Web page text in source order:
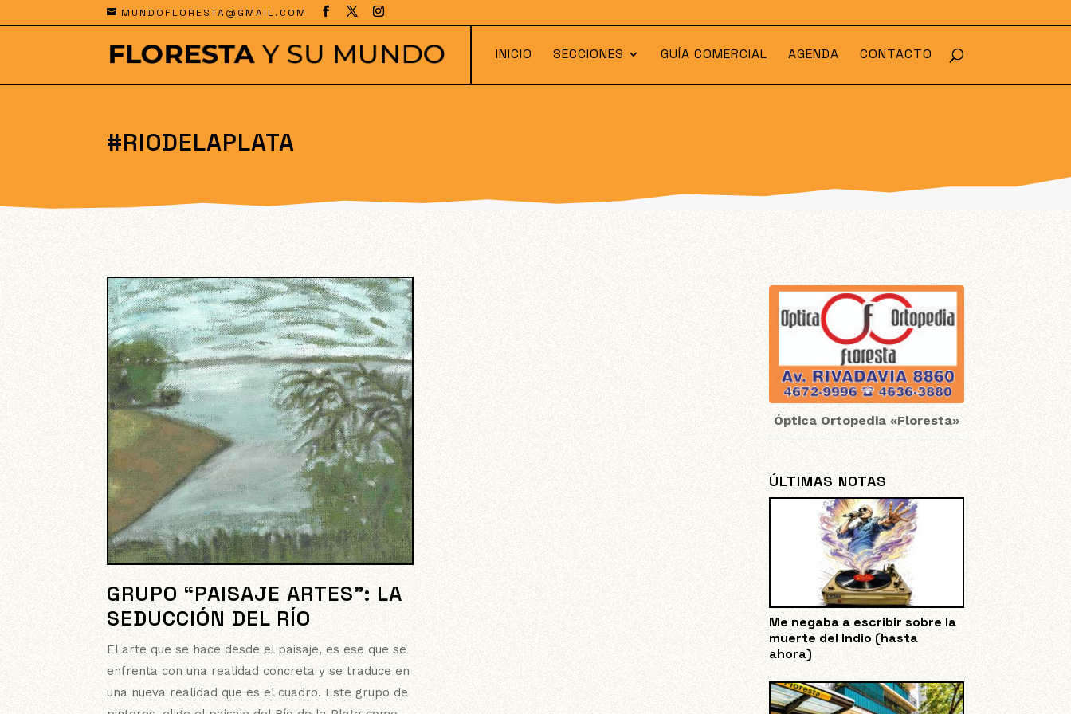
MUNDOFLORESTA@GMAIL.COM
INICIO SECCIONES GUÍA COMERCIAL AGENDA CONTACTO
#RIODELAPLATA
GRUPO “PAISAJE ARTES”: LA
SEDUCCIÓN DEL RÍO
El arte que se hace desde el paisaje, es ese que se
enfrenta con una realidad concreta y se traduce en
una nueva realidad que es el cuadro. Este grupo de
Óptica Ortopedia «Floresta»
ÚLTIMAS NOTAS
Me negaba a escribir sobre la
muerte del Indio (hasta
ahora)